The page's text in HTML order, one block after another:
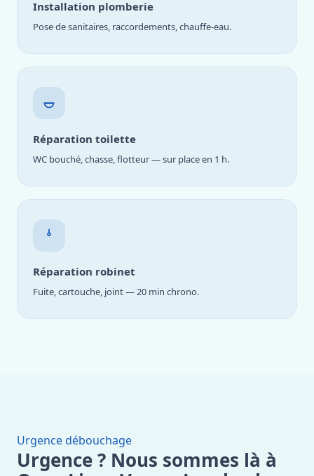
Installation plomberie
Pose de sanitaires, raccordements, chauffe-eau.
Réparation toilette
WC bouché, chasse, flotteur — sur place en 1 h.
Réparation robinet
Fuite, cartouche, joint — 20 min chrono.
Urgence débouchage
Urgence ? Nous sommes là à